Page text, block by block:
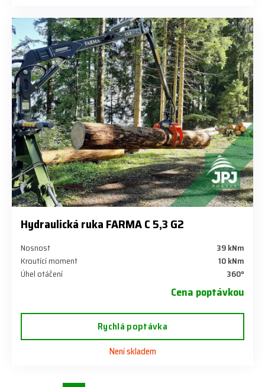
Hydraulická ruka FARMA C 5,3 G2
Nosnost
39 kNm
Kroutící moment
10 kNm
Úhel otáčení
360°
Cena poptávkou
Rychlá poptávka
Není skladem